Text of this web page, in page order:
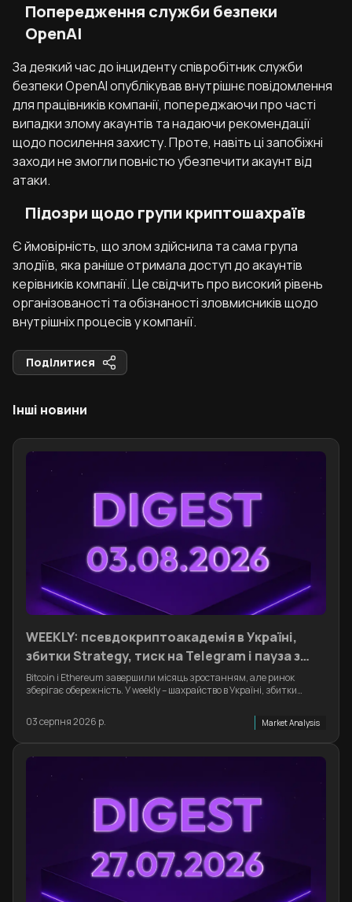
Попередження служби безпеки
OpenAI
За деякий час до інциденту співробітник служби
безпеки OpenAI опублікував внутрішнє повідомлення
для працівників компанії, попереджаючи про часті
випадки злому акаунтів та надаючи рекомендації
щодо посилення захисту. Проте, навіть ці запобіжні
заходи не змогли повністю убезпечити акаунт від
атаки.
Підозри щодо групи криптошахраїв
Є ймовірність, що злом здійснила та сама група
злодіїв, яка раніше отримала доступ до акаунтів
керівників компанії. Це свідчить про високий рівень
організованості та обізнаності зловмисників щодо
внутрішніх процесів у компанії.
Поділитися
Інші новини
WEEKLY: псевдокриптоакадемія в Україні,
збитки Strategy, тиск на Telegram і пауза з
CLARITY Act
Bitcoin і Ethereum завершили місяць зростанням, але ринок
зберігає обережність. У weekly – шахрайство в Україні, збитки
03 серпня 2026 р.
Market Analysis